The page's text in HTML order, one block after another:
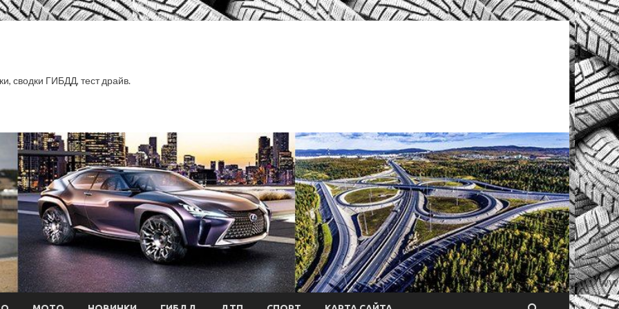
сводки ГИБДД, тест драйв.